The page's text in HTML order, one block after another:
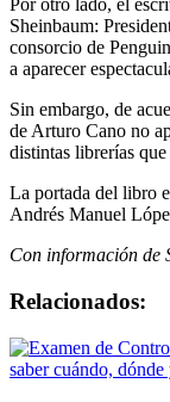
Por otro lado, el
Sheinbaum:
consorcio de
a aparecer
Sin embargo, de
de Arturo Cano no
distintas librerías
La portada del libro
Andrés Manuel
Con información de
Relacionados: